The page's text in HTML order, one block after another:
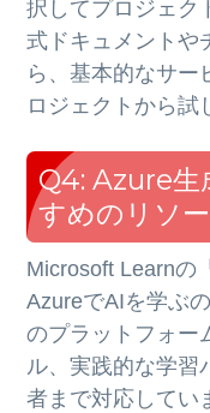
択してプロジェク
式ドキュメントや
ら、基本的なサー
ロジェクトから試
Q4: Azure生
すめのリソ
Microsoft Learnの
AzureでAIを学ぶ
のプラットフォー
ル、実践的な学習
者まで対応してい